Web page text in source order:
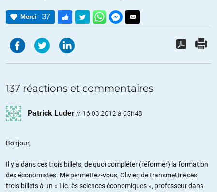
Merci 37
137 réactions et commentaires
Patrick Luder // 16.03.2012 à 05h48
Bonjour,
Il y a dans ces trois billets, de quoi compléter (réformer) la formation
des économistes. Me permettez-vous, Olivier, de transmettre ces
trois billets à un « Lic. ès sciences économiques », professeur dans